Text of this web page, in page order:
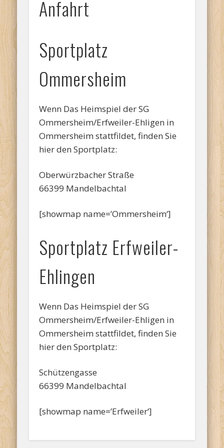
Anfahrt
Sportplatz
Ommersheim
Wenn Das Heimspiel der SG
Ommersheim/Erfweiler-Ehligen in
Ommersheim stattfildet, finden Sie
hier den Sportplatz:
Oberwürzbacher Straße
66399 Mandelbachtal
[showmap name=’Ommersheim‘]
Sportplatz Erfweiler-
Ehlingen
Wenn Das Heimspiel der SG
Ommersheim/Erfweiler-Ehligen in
Ommersheim stattfildet, finden Sie
hier den Sportplatz:
Schützengasse
66399 Mandelbachtal
[showmap name=’Erfweiler‘]